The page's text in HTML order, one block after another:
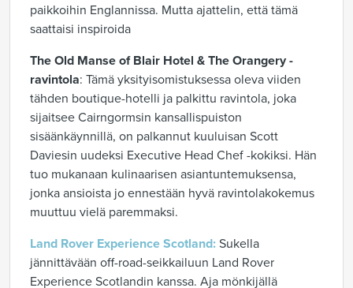
paikkoihin Englannissa. Mutta ajattelin, että tämä
saattaisi inspiroida
The Old Manse of Blair Hotel & The Orangery -
ravintola: Tämä yksityisomistuksessa oleva viiden
tähden boutique-hotelli ja palkittu ravintola, joka
sijaitsee Cairngormsin kansallispuiston
sisäänkäynnillä, on palkannut kuuluisan Scott
Daviesin uudeksi Executive Head Chef -kokiksi. Hän
tuo mukanaan kulinaarisen asiantuntemuksensa,
jonka ansioista jo ennestään hyvä ravintolakokemus
muuttuu vielä paremmaksi.
Land Rover Experience Scotland: Sukella
jännittävään off-road-seikkailuun Land Rover
Experience Scotlandin kanssa. Aja mönkijällä